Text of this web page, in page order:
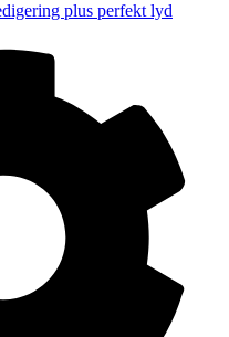
plus perfekt lyd